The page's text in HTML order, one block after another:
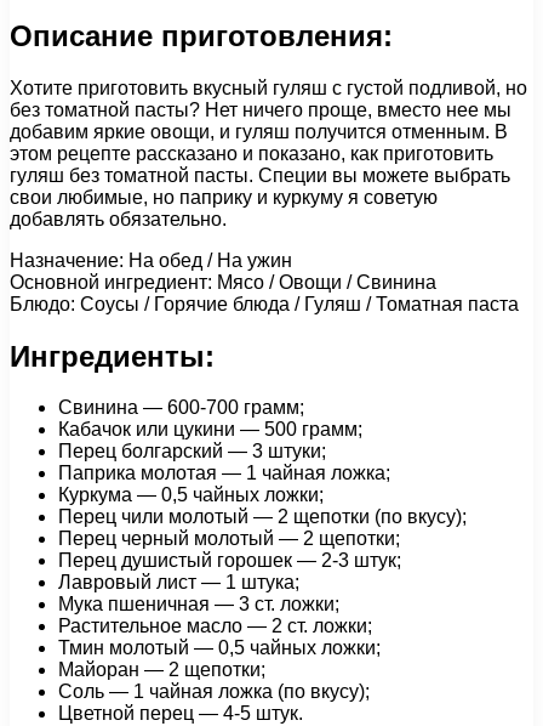
Описание приготовления:
Хотите приготовить вкусный гуляш с густой подливой, но
без томатной пасты? Нет ничего проще, вместо нее мы
добавим яркие овощи, и гуляш получится отменным. В
этом рецепте рассказано и показано, как приготовить
гуляш без томатной пасты. Специи вы можете выбрать
свои любимые, но паприку и куркуму я советую
добавлять обязательно.
Назначение: На обед / На ужин
Основной ингредиент: Мясо / Овощи / Свинина
Блюдо: Соусы / Горячие блюда / Гуляш / Томатная паста
Ингредиенты:
Свинина — 600-700 грамм;
Кабачок или цукини — 500 грамм;
Перец болгарский — 3 штуки;
Паприка молотая — 1 чайная ложка;
Куркума — 0,5 чайных ложки;
Перец чили молотый — 2 щепотки (по вкусу);
Перец черный молотый — 2 щепотки;
Перец душистый горошек — 2-3 штук;
Лавровый лист — 1 штука;
Мука пшеничная — 3 ст. ложки;
Растительное масло — 2 ст. ложки;
Тмин молотый — 0,5 чайных ложки;
Майоран — 2 щепотки;
Соль — 1 чайная ложка (по вкусу);
Цветной перец — 4-5 штук.